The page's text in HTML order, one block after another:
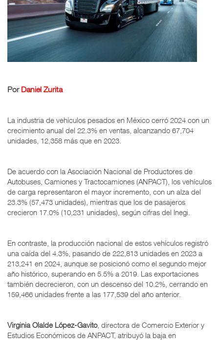
Por Daniel Zurita
La industria de vehículos pesados en México cerró 2024 con un
crecimiento anual del 22.3% en ventas, alcanzando 67,704
unidades, 12,358 más que en 2023.
De acuerdo con la Asociación Nacional de Productores de
Autobuses, Camiones y Tractocamiones (ANPACT), los vehículos
de carga representaron el mayor incremento, con un alza del
23.3% (57,473 unidades), mientras que los de pasajeros
crecieron 17.0% (10,231 unidades), según cifras del Inegi.
En contraste, la producción nacional de estos vehículos registró
una caída del 4.3%, pasando de 222,813 unidades en 2023 a
213,241 en 2024, aunque se posicionó como el segundo mejor
año histórico, superando en 5.5% a 2019. Las exportaciones
también decrecieron, con un descenso del 10.2%, cerrando en
159,466 unidades frente a las 177,539 del año anterior.
Virginia Olalde López-Gavito, directora de Comercio Exterior y
Estudios Económicos de ANPACT, atribuyó la baja en